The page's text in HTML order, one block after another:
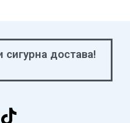
сигурна достава!